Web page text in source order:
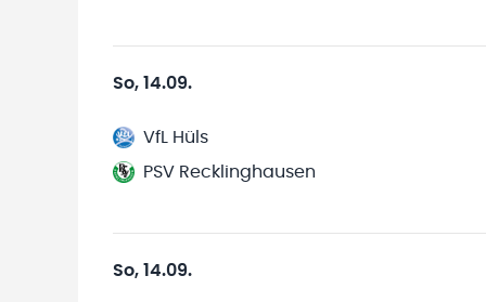
So, 14.09.
VfL Hüls
PSV Recklinghausen
So, 14.09.